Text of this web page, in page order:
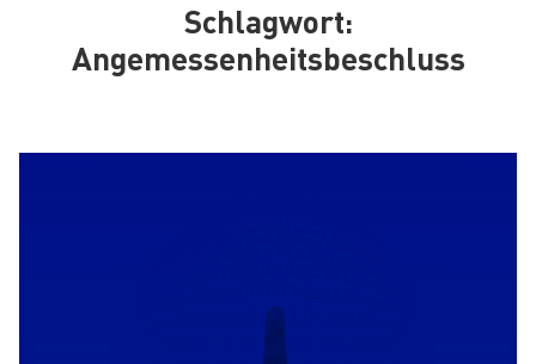
Schlagwort:
Angemessenheitsbeschluss